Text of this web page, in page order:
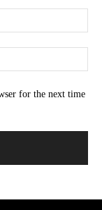
for the next time